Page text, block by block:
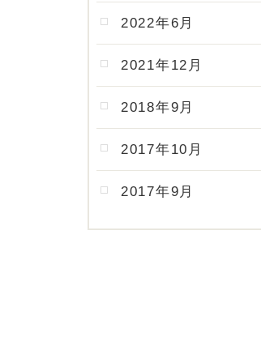
2022年6月
2021年12月
2018年9月
2017年10月
2017年9月